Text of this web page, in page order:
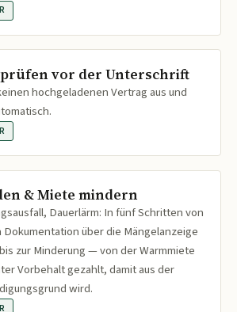
vor der Unterschrift
hochgeladenen Vertrag aus und
& Miete mindern
Dauerlärm: In fünf Schritten von
über die Mängelanzeige
zur Minderung — von der Warmmiete
Vorbehalt gezahlt, damit aus der
wird.